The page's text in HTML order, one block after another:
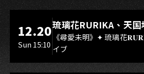
LIVE WAREHOUSE 小庫
12.20
Sun 15:10
琉璃花RURIKA、天国
Rebirth、DUALIA、
スマイル（O.A.）
《尋愛未明》✦ 琉璃花
イブ